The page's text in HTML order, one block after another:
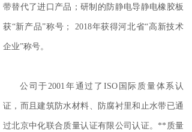
带替代了进口产品；研制的防静电导静电橡胶板
获“新产品”称号； 2018年获得河北省“高新技术
企业”称号。
公司于2001 年通过了 ISO国际质量体系认
证，而且建筑防水材料、防腐衬里和止水带已通
过北京中化联合质量认证有限公司认证。**质量